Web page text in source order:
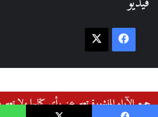
فيسبوك
جميع الآراء المنشورة تعبر عن رأي كتابها ولا